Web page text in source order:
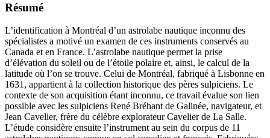
Résumé
L’identification à Montréal d’un astrolabe nautique inconnu des
spécialistes a motivé un examen de ces instruments conservés au
Canada et en France. L’astrolabe nautique permet la prise
d’élévation du soleil ou de l’étoile polaire et, ainsi, le calcul de la
latitude où l’on se trouve. Celui de Montréal, fabriqué à Lisbonne en
1631, appartient à la collection historique des pères sulpiciens. Le
contexte de son acquisition étant inconnu, ce travail évalue son lien
possible avec les sulpiciens René Bréhant de Galinée, navigateur, et
Jean Cavelier, frère du célèbre explorateur Cavelier de La Salle.
L’étude considère ensuite l’instrument au sein du corpus de 11